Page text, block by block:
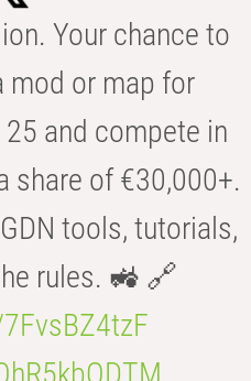
Your chance to
or map for
and compete in
share of €30,000+.
tools, tutorials,
rules. 🚜 🔗